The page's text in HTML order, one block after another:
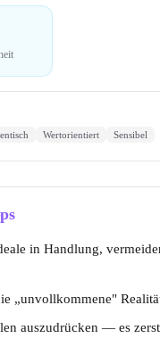
Wertorientiert Sensibel
in Handlung,
„unvollkommene"
auszudrücken — es